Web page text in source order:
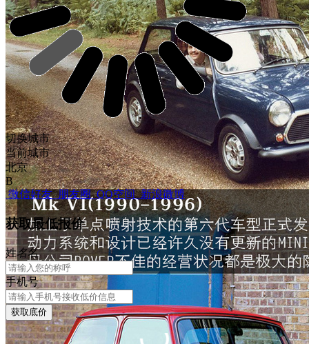
切换城市
当前城市
北京
B
微信好友 朋友圈 QQ空间 新浪微博
获取最低报价
姓名名
手机号
获取底价